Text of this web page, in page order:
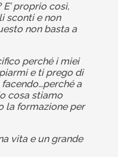
proprio così,
sconti e non
non basta a
perché i miei
e ti prego di
a
cosa stiamo
la formazione per
vita e un grande